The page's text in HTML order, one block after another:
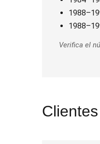
Verifica el